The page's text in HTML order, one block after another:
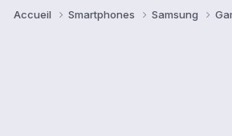
Accueil Smartphones Samsung